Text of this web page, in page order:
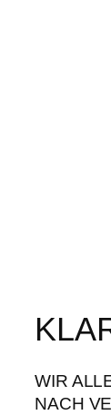
WIR
NACH